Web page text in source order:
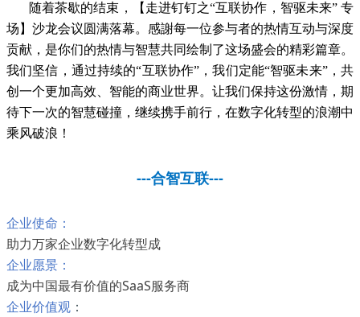
随着茶歇的结束，【走进钉钉之“互联协作，智驱未来” 专
场】沙龙会议圆满落幕。感謝每一位参与者的热情互动与深度
贡献，是你们的热情与智慧共同绘制了这场盛会的精彩篇章。
我们坚信，通过持续的“互联协作”，我们定能“智驱未来”，共
创一个更加高效、智能的商业世界。让我们保持这份激情，期
待下一次的智慧碰撞，继续携手前行，在数字化转型的浪潮中
乘风破浪！
---合智互联---
企业使命：
助力万家企业数字化转型成
企业愿景：
成为中国最有价值的SaaS服务商
企业价值观 ：